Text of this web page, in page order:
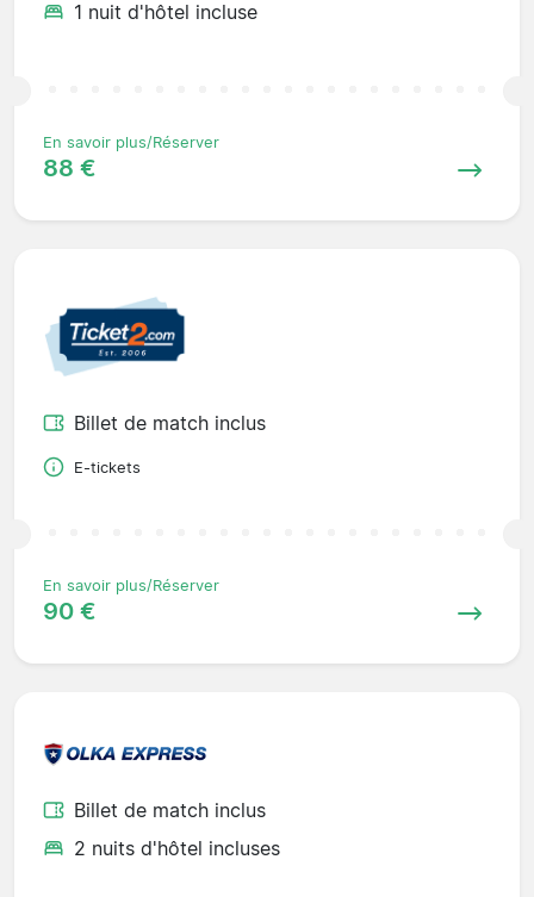
1 nuit d'hôtel incluse
En savoir plus/Réserver
88 €
Billet de match inclus
E-tickets
En savoir plus/Réserver
90 €
Billet de match inclus
2 nuits d'hôtel incluses